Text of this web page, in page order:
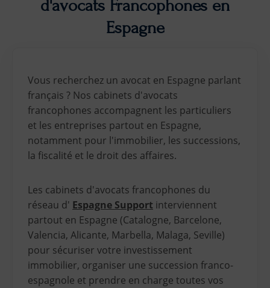
d'avocats Francophones en
Espagne
Vous recherchez un avocat en Espagne parlant
français ? Nos cabinets d'avocats
francophones accompagnent les particuliers
et les entreprises partout en Espagne,
notamment pour l'immobilier, les successions,
la fiscalité et le droit des affaires.
Les cabinets d'avocats francophones du
réseau d' Espagne Support interviennent
partout en Espagne (Catalogne, Barcelone,
Valencia, Alicante, Marbella, Malaga, Seville)
pour sécuriser votre investissement
immobilier, organiser une succession franco-
espagnole et prendre en charge toutes vos